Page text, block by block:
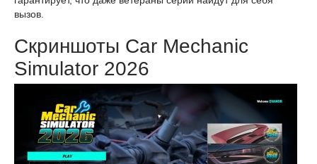
вызов.
Скриншоты Car Mechanic
Simulator 2026